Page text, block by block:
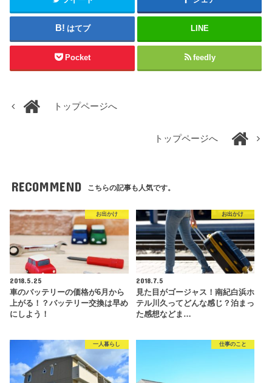
はてブ LINE
Pocket feedly
トップページへ
トップページへ
RECOMMEND こちらの記事も人気です。
お出かけ
2018.5.25
車のバッテリーの価格が6月から
上がる！？バッテリー交換は早め
にしよう！
お出かけ
2018.7.5
見た目がゴージャス！南紀白浜ホ
テル川久ってどんな感じ？泊まっ
た感想などま…
一人暮らし 仕事のこと